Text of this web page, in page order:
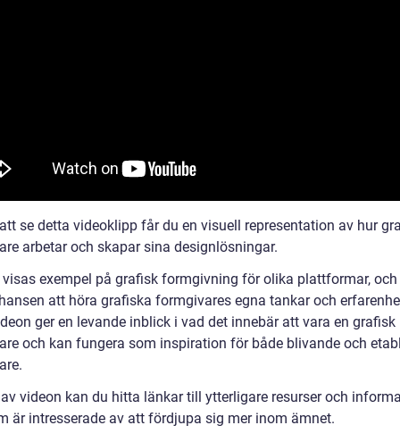
se detta videoklipp får du en visuell representation av hur
arbetar och skapar sina designlösningar.
exempel på grafisk formgivning för olika plattformar,
att höra grafiska formgivares egna tankar och
ger en levande inblick i vad det innebär att vara en grafisk
och kan fungera som inspiration för både blivande och
videon kan du hitta länkar till ytterligare resurser och
är intresserade av att fördjupa sig mer inom ämnet.